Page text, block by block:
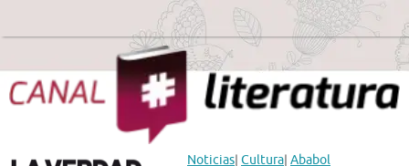
Noticias| Cultura| Ababol